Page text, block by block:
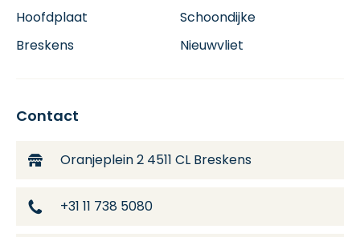
Hoofdplaat
Schoondijke
Breskens
Nieuwvliet
Contact
Oranjeplein 24511 CL Breskens
+31 11 738 5080